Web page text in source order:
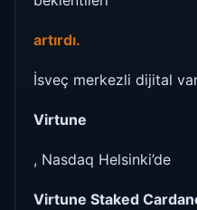
artırdı.
İsveç merkezli dijital
Virtune
, Nasdaq Helsinki’de
Virtune Staked